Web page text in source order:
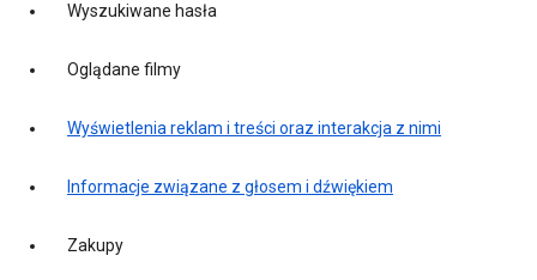
Wyszukiwane hasła
Oglądane filmy
Wyświetlenia reklam i treści oraz interakcja z nimi
Informacje związane z głosem i dźwiękiem
Zakupy